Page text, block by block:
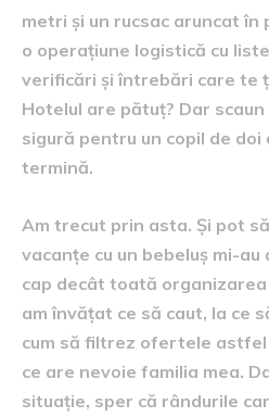
metri și un rucsac aruncat
o operațiune logistică cu
verificări și întrebări care te
Hotelul are pătuț? Dar scaun
sigură pentru un copil de doi
termină.
Am trecut prin asta. Și pot
vacanțe cu un bebeluș mi-
cap decât toată organizarea
am învățat ce să caut, la ce
cum să filtrez ofertele
ce are nevoie familia mea.
situație, sper că rândurile